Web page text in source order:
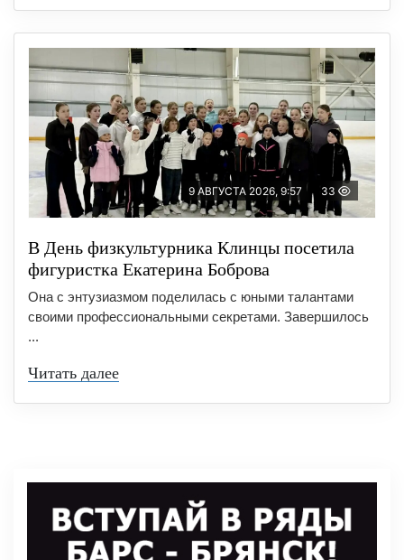
9 АВГУСТА 2026, 9:57 33
В День физкультурника Клинцы посетила
фигуристка Екатерина Боброва
Она с энтузиазмом поделилась с юными талантами
своими профессиональными секретами. Завершилось
...
Читать далее